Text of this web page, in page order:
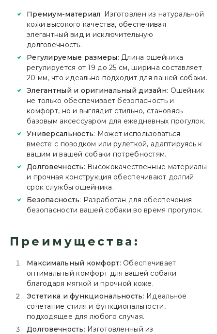
Премиум-материал: Изготовлен из натуральной
кожи высокого качества, обеспечивая
элегантный вид и исключительную
долговечность.
Регулируемые размеры: Длина ошейника
регулируется от 19 до 25 см, ширина составляет
20 мм, что идеально подходит для вашей собаки.
Элегантный и оригинальный дизайн: Ошейник
не только обеспечивает безопасность и
комфорт, но и выглядит стильно, становясь
базовым аксессуаром для ежедневных прогулок.
Универсальность: Может использоваться
вместе с поводком или рулеткой, адаптируясь к
вашим и вашей собаки потребностям.
Долговечность: Высококачественные материалы
и прочная конструкция обеспечивают долгий
срок службы ошейника.
Безопасность: Разработан для обеспечения
безопасности вашей собаки во время прогулок.
Преимущества:
Максимальный комфорт: Обеспечивает
оптимальный комфорт для вашей собаки
благодаря мягкой и прочной коже.
Эстетика и функциональность: Идеальное
сочетание стиля и функциональности,
подходящее для любого случая.
Долговечность: Изготовленный из